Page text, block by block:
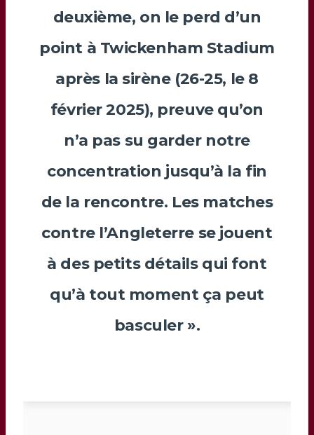
deuxième, on le perd d’un
point à Twickenham Stadium
après la sirène (26-25, le 8
février 2025), preuve qu’on
n’a pas su garder notre
concentration jusqu’à la fin
de la rencontre. Les matches
contre l’Angleterre se jouent
à des petits détails qui font
qu’à tout moment ça peut
basculer ».